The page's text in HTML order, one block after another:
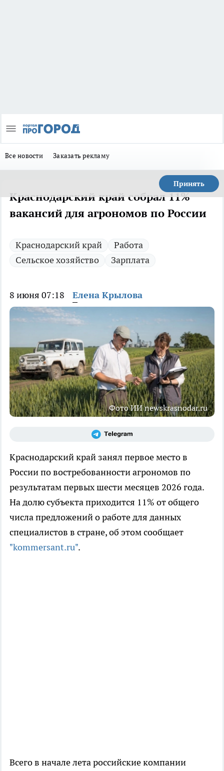
Все новости Заказать рекламу
Принять
Краснодарский край собрал 11%
вакансий для агрономов по России
Краснодарский край
Работа
Сельское хозяйство
Зарплата
8 июня 07:18 Елена Крылова
Фото ИИ newskrasnodar.ru
Краснодарский край занял первое место в
России по востребованности агрономов по
результатам первых шести месяцев 2026 года.
На долю субъекта приходится 11% от общего
числа предложений о работе для данных
специалистов в стране, об этом сообщает
"kommersant.ru".
Всего в начале лета российские компании